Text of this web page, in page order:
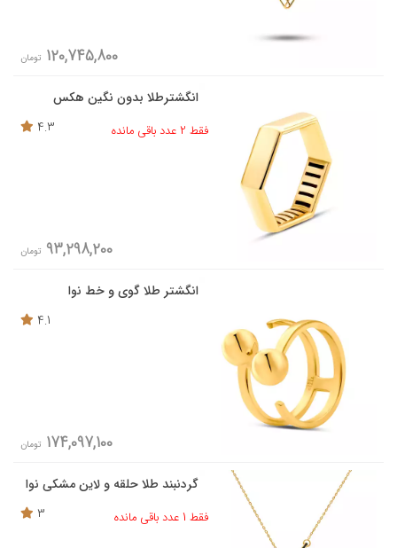
120,745,800 تومان
انگشترطلا بدون نگین هکس
فقط 2 عدد باقی مانده
4.3
93,298,200 تومان
انگشتر طلا گوی و خط نوا
4.1
174,097,100 تومان
گردنبند طلا حلقه و لاین مشکی نوا
فقط 1 عدد باقی مانده
3